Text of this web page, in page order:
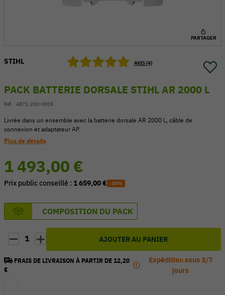
V
PARTAGER
STIHL AVIS (4)
PACK BATTERIE DORSALE STIHL AR 2000 L
Réf. : 4871-200-0008
Livrée dans un ensemble avec la batterie dorsale AR 2000 L, câble de
connexion et adaptateur AP.
Plus de détails
1 493,00 €
Prix public conseillé : 1 659,00 € -10%
COMPOSITION DU PACK
1 AJOUTER AU PANIER
FRAIS DE LIVRAISON À PARTIR DE 12,20
€
Expédition sous 3/7
jours